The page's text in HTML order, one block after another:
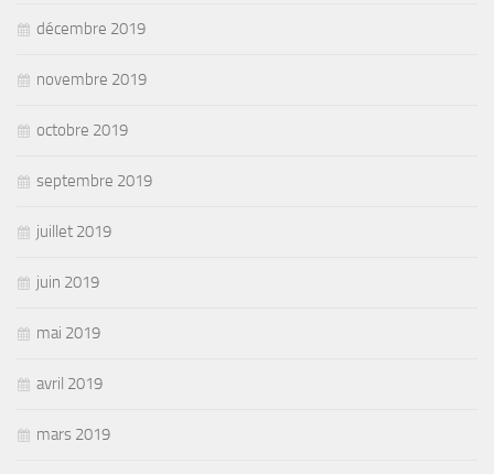
décembre 2019
novembre 2019
octobre 2019
septembre 2019
juillet 2019
juin 2019
mai 2019
avril 2019
mars 2019